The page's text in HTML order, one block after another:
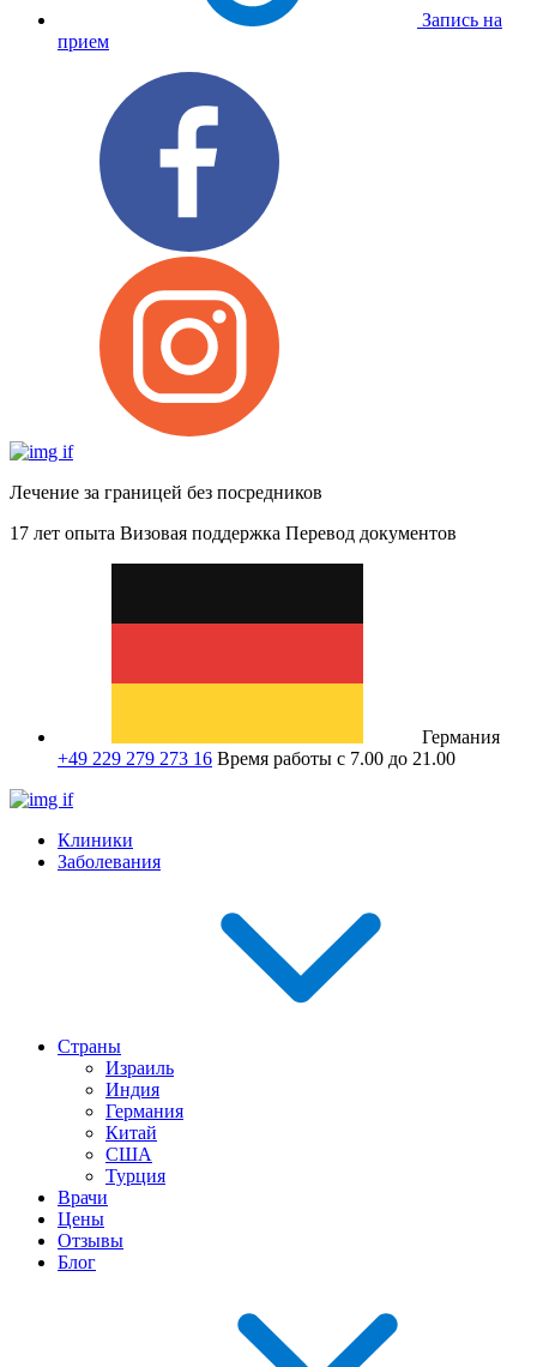
Запись на
прием
Лечение за границей без посредников
17 лет опыта Визовая поддержка Перевод документов
Германия
+49 229 279 273 16 Время работы с 7.00 до 21.00
Клиники
Заболевания
Страны
Израиль
Индия
Германия
Китай
США
Турция
Врачи
Цены
Отзывы
Блог